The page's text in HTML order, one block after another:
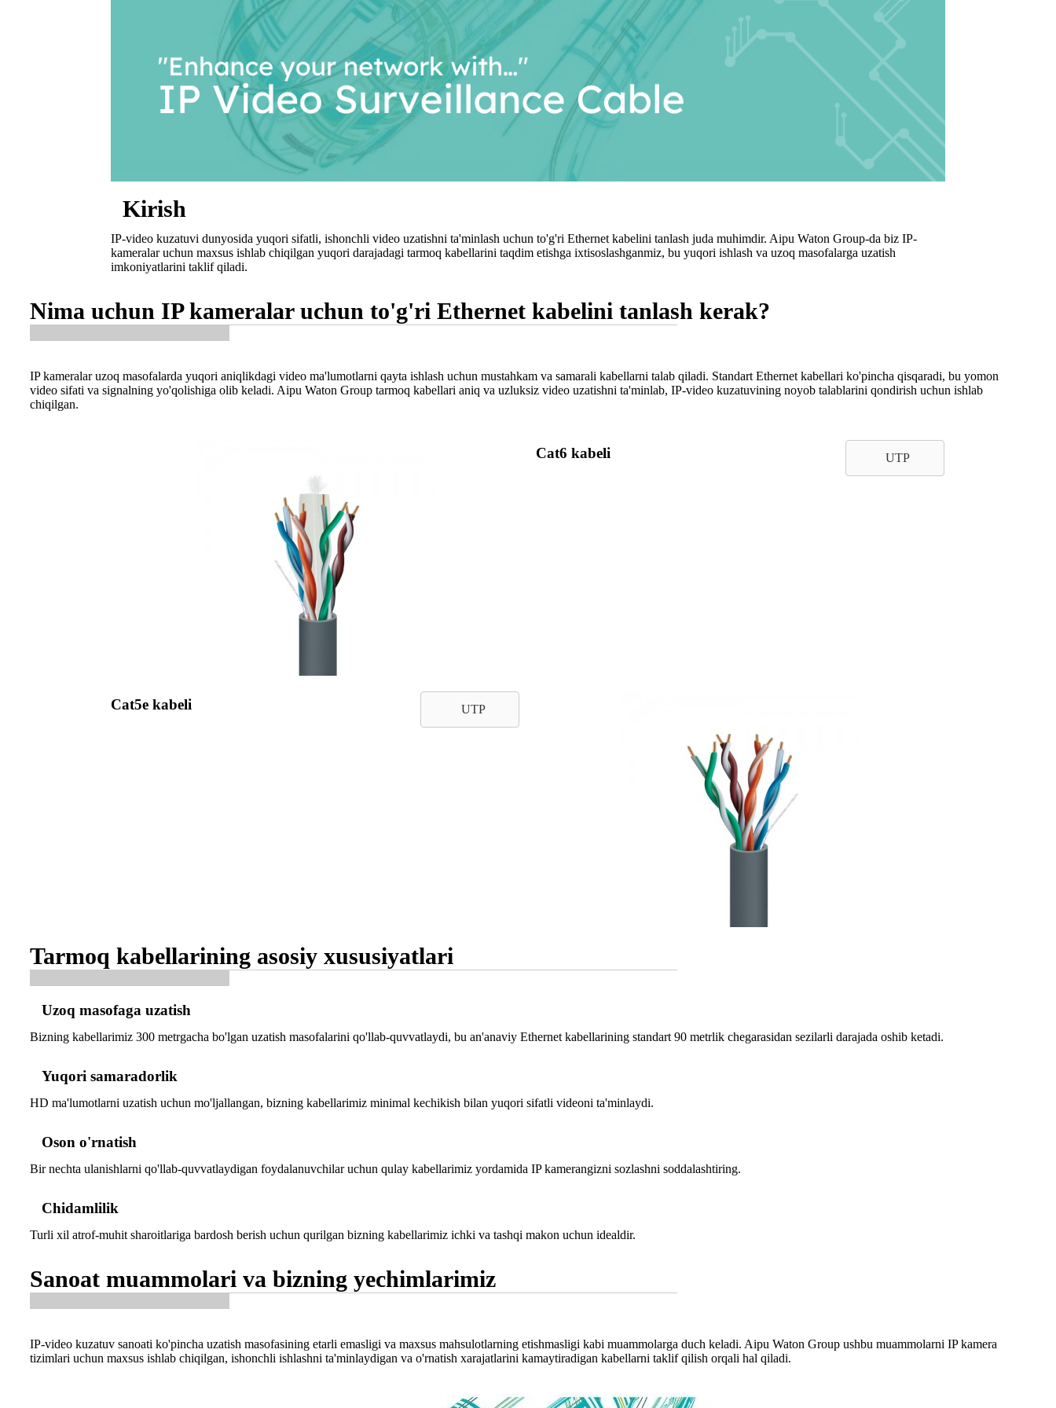
Kirish
IP-video kuzatuvi dunyosida yuqori sifatli, ishonchli video uzatishni ta'minlash uchun to'g'ri Ethernet kabelini tanlash juda muhimdir. Aipu Waton Group-da biz IP-
kameralar uchun maxsus ishlab chiqilgan yuqori darajadagi tarmoq kabellarini taqdim etishga ixtisoslashganmiz, bu yuqori ishlash va uzoq masofalarga uzatish
imkoniyatlarini taklif qiladi.
Nima uchun IP kameralar uchun to'g'ri Ethernet kabelini tanlash kerak?
IP kameralar uzoq masofalarda yuqori aniqlikdagi video ma'lumotlarni qayta ishlash uchun mustahkam va samarali kabellarni talab qiladi. Standart Ethernet kabellari ko'pincha qisqaradi, bu yomon
video sifati va signalning yo'qolishiga olib keladi. Aipu Waton Group tarmoq kabellari aniq va uzluksiz video uzatishni ta'minlab, IP-video kuzatuvining noyob talablarini qondirish uchun ishlab
chiqilgan.
Cat6 kabeli UTP
Cat5e kabeli UTP
Tarmoq kabellarining asosiy xususiyatlari
Uzoq masofaga uzatish
Bizning kabellarimiz 300 metrgacha bo'lgan uzatish masofalarini qo'llab-quvvatlaydi, bu an'anaviy Ethernet kabellarining standart 90 metrlik chegarasidan sezilarli darajada oshib ketadi.
Yuqori samaradorlik
HD ma'lumotlarni uzatish uchun mo'ljallangan, bizning kabellarimiz minimal kechikish bilan yuqori sifatli videoni ta'minlaydi.
Oson o'rnatish
Bir nechta ulanishlarni qo'llab-quvvatlaydigan foydalanuvchilar uchun qulay kabellarimiz yordamida IP kamerangizni sozlashni soddalashtiring.
Chidamlilik
Turli xil atrof-muhit sharoitlariga bardosh berish uchun qurilgan bizning kabellarimiz ichki va tashqi makon uchun idealdir.
Sanoat muammolari va bizning yechimlarimiz
IP-video kuzatuv sanoati ko'pincha uzatish masofasining etarli emasligi va maxsus mahsulotlarning etishmasligi kabi muammolarga duch keladi. Aipu Waton Group ushbu muammolarni IP kamera
tizimlari uchun maxsus ishlab chiqilgan, ishonchli ishlashni ta'minlaydigan va o'rnatish xarajatlarini kamaytiradigan kabellarni taklif qilish orqali hal qiladi.